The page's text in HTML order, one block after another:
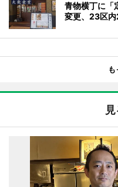
青物横丁に
変更、23区内
も